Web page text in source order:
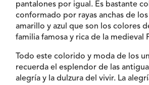
pantalones por igual. Es bastante
conformado por rayas anchas de
amarillo y azul que son los colores
familia famosa y rica de la medieval
Todo este colorido y moda de los
recuerda el esplendor de las
alegría y la dulzura del vivir. La